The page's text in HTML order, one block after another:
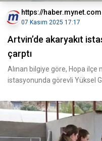
https://haber.mynet.com
07 Kasım 2025 17:17
Artvin’de akaryakıt
çarptı
Alınan bilgiye göre, Hopa
istasyonunda görevli Yüksel